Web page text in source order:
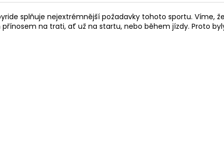
splňuje nejextrémnější požadavky tohoto sportu. Víme,
na trati, ať už na startu, nebo během jízdy. Proto